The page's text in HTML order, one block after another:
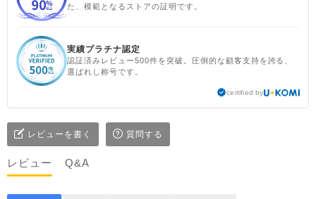
た、模範となるストアの証明です。
実績プラチナ認定
認証済みレビュー500件を突破。圧倒的な顧客支持を誇る、
選ばれし称号です。
certified by
レビューを書く 質問する
レビュー Q&A